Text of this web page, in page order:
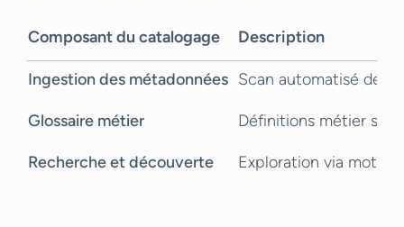
Composant du catalogage Description
Ingestion des métadonnées Scan automatisé des
Glossaire métier Définitions métier
Recherche et découverte Exploration via mots-